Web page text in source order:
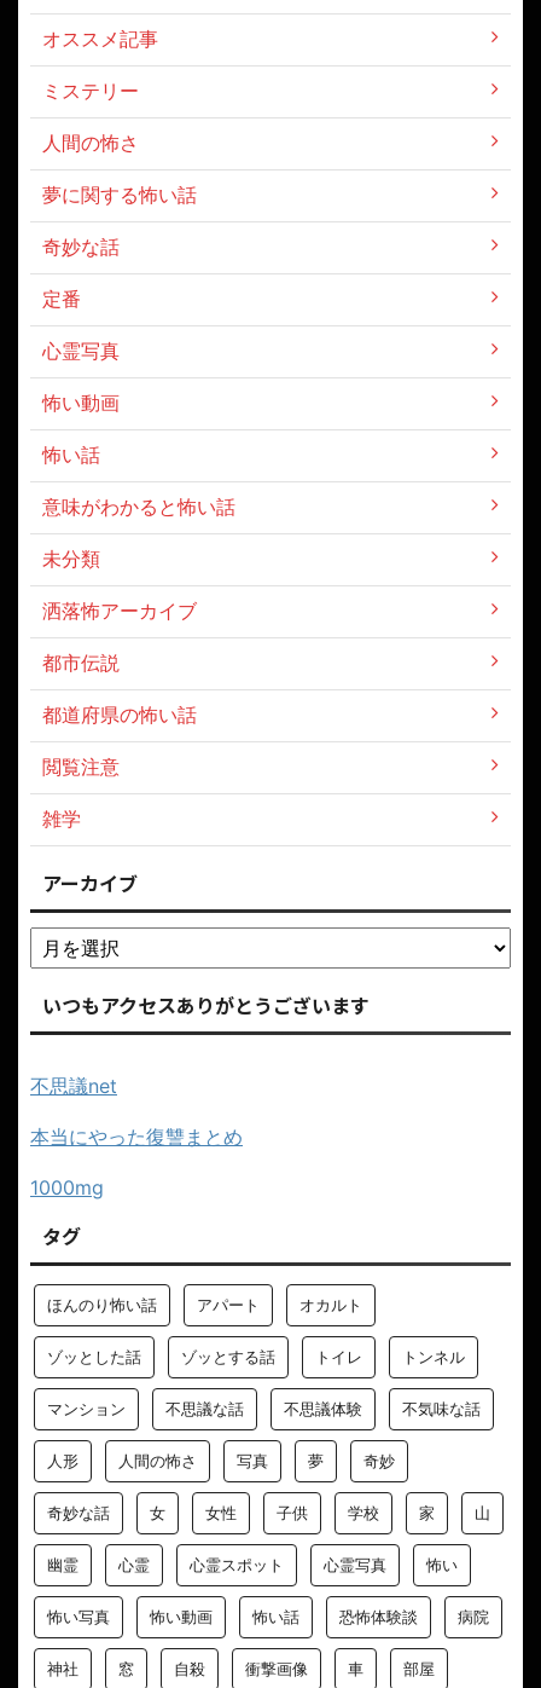
オススメ記事
ミステリー
人間の怖さ
夢に関する怖い話
奇妙な話
定番
心霊写真
怖い動画
怖い話
意味がわかると怖い話
未分類
洒落怖アーカイブ
都市伝説
都道府県の怖い話
閲覧注意
雑学
アーカイブ
いつもアクセスありがとうございます
不思議net
本当にやった復讐まとめ
1000mg
タグ
ほんのり怖い話 アパート オカルト
ゾッとした話 ゾッとする話 トイレ トンネル
マンション 不思議な話 不思議体験 不気味な話
人形 人間の怖さ 写真 夢 奇妙
奇妙な話 女 女性 子供 学校 家 山
幽霊 心霊 心霊スポット 心霊写真 怖い
怖い写真 怖い動画 怖い話 恐怖体験談 病院
神社 窓 自殺 衝撃画像 車 部屋